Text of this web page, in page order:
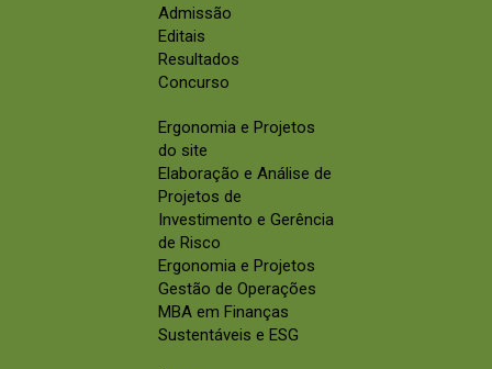
Admissão
Editais
Resultados
Concurso
Ergonomia e Projetos
do site
Elaboração e Análise de
Projetos de
Investimento e Gerência
de Risco
Ergonomia e Projetos
Gestão de Operações
MBA em Finanças
Sustentáveis e ESG